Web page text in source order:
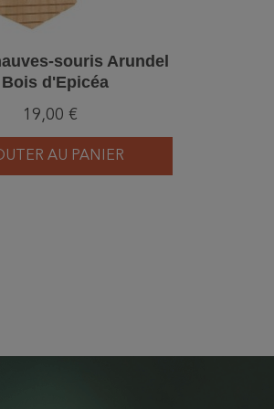
souris Arundel
d'Epicéa
19,00 €
AU PANIER